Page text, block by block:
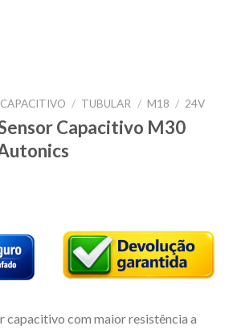
CAPACITIVO / TUBULAR / M18 / 24V
Capacitivo M30
capacitivo com maior resistência a